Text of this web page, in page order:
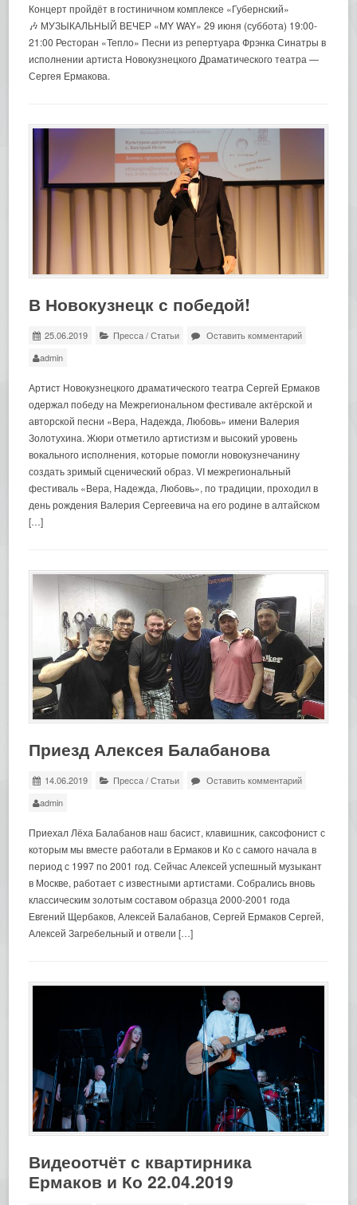
Концерт пройдёт в гостиничном комплексе «Губернский»
🎶 МУЗЫКАЛЬНЫЙ ВЕЧЕР «MY WAY» 29 июня (суббота) 19:00-
21:00 Ресторан «Тепло» Песни из репертуара Фрэнка Синатры в
исполнении артиста Новокузнецкого Драматического театра —
Сергея Ермакова.
В Новокузнецк с победой!
25.06.2019 Пресса/Статьи
Оставить комментарий
admin
Артист Новокузнецкого драматического театра Сергей Ермаков
одержал победу на Межрегиональном фестивале актёрской и
авторской песни «Вера, Надежда, Любовь» имени Валерия
Золотухина. Жюри отметило артистизм и высокий уровень
вокального исполнения, которые помогли новокузнечанину
создать зримый сценический образ. VI межрегиональный
фестиваль «Вера, Надежда, Любовь», по традиции, проходил в
день рождения Валерия Сергеевича на его родине в алтайском
[…]
Приезд Алексея Балабанова
14.06.2019 Пресса/Статьи
Оставить комментарий
admin
Приехал Лёха Балабанов наш басист, клавишник, саксофонист с
которым мы вместе работали в Ермаков и Ко с самого начала в
период с 1997 по 2001 год. Сейчас Алексей успешный музыкант
в Москве, работает с известными артистами. Собрались вновь
классическим золотым составом образца 2000-2001 года
Евгений Щербаков, Алексей Балабанов, Сергей Ермаков Сергей,
Алексей Загребельный и отвели […]
Видеоотчёт с квартирника
Ермаков и Ко 22.04.2019